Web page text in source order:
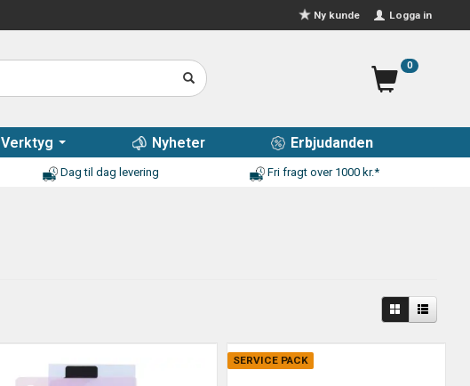
Logga in
Ny kunde
0
Verktyg Nyheter Erbjudanden
Dag til dag levering Fri fragt over 1000 kr.*
SERVICE PACK